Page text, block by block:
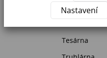
Úvodní strana
Tesárna
Nastavení